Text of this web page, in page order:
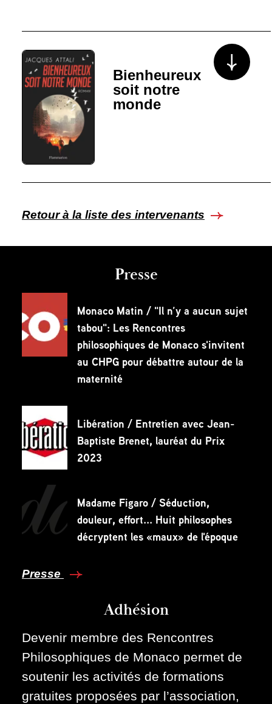
Bienheureux
soit notre
monde
Voir plus/
Retour à la liste des intervenants
Presse
Monaco Matin / "Il n’y a aucun sujet
tabou": Les Rencontres
philosophiques de Monaco s'invitent
au CHPG pour débattre autour de la
maternité
Libération / Entretien avec Jean-
Baptiste Brenet, lauréat du Prix
2023
Madame Figaro / Séduction,
douleur, effort... Huit philosophes
décryptent les «maux» de l'époque
Presse
Adhésion
Devenir membre des Rencontres
Philosophiques de Monaco permet de
soutenir les activités de formations
gratuites proposées par l’association,